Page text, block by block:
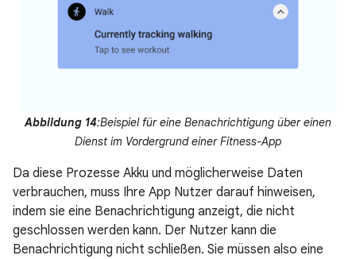
Abbildung 14:Beispiel für eine Benachrichtigung über einen
Dienst im Vordergrund einer Fitness-App
Da diese Prozesse Akku und möglicherweise Daten
verbrauchen, muss Ihre App Nutzer darauf hinweisen,
indem sie eine Benachrichtigung anzeigt, die nicht
geschlossen werden kann. Der Nutzer kann die
Benachrichtigung nicht schließen. Sie müssen also eine